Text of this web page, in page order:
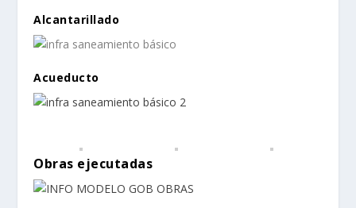
Alcantarillado
Acueducto
Obras ejecutadas